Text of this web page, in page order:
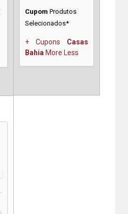
Cupom Produtos
Selecionados*
+ Cupons Casas
Bahia More Less